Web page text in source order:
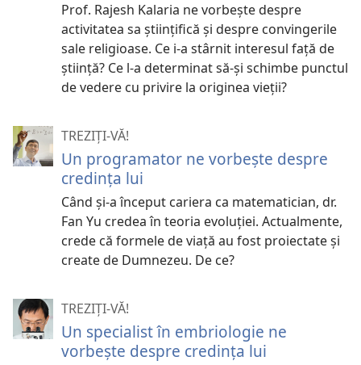
Prof. Rajesh Kalaria ne vorbește despre
activitatea sa științifică și despre convingerile
sale religioase. Ce i-a stârnit interesul față de
știință? Ce l-a determinat să-și schimbe punctul
de vedere cu privire la originea vieții?
TREZIȚI-VĂ!
Un programator ne vorbește despre
credința lui
Când și-a început cariera ca matematician, dr.
Fan Yu credea în teoria evoluției. Actualmente,
crede că formele de viață au fost proiectate și
create de Dumnezeu. De ce?
TREZIȚI-VĂ!
Un specialist în embriologie ne
vorbește despre credința lui